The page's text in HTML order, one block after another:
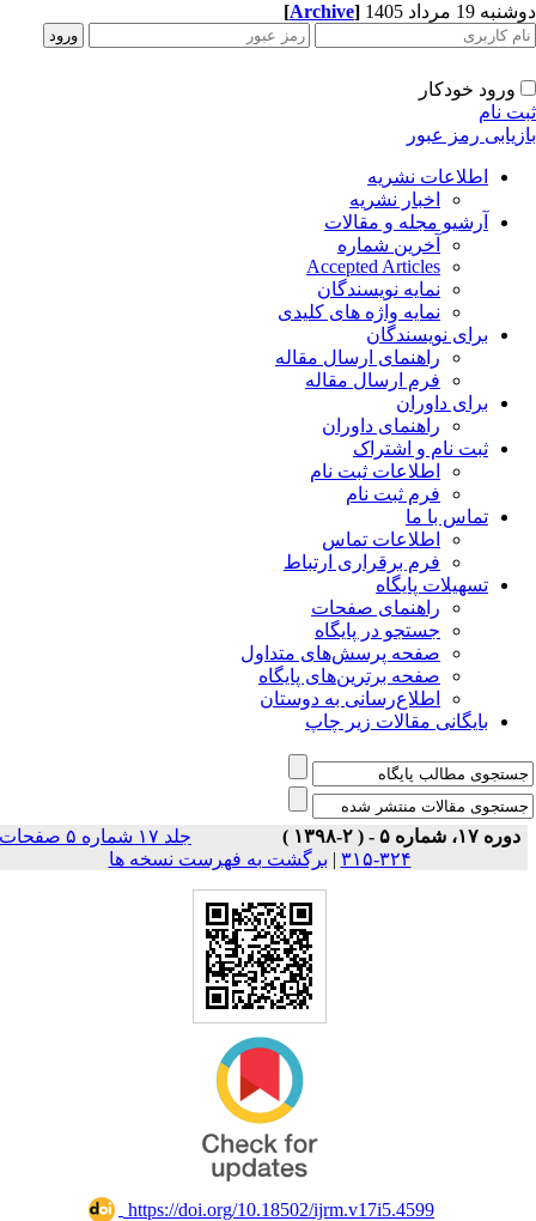
19 مرداد 1405 [Archive]
ورود خودکار
نام
رمز عبور
اطلاعات نشریه
اخبار نشریه
آرشیو مجله و مقالات
آخرین شماره
Accepted Articles
نمایه نویسندگان
نمایه واژه های کلیدی
برای نویسندگان
راهنمای ارسال مقاله
فرم ارسال مقاله
برای داوران
راهنمای داوران
ثبت نام و اشتراک
اطلاعات ثبت نام
فرم ثبت نام
تماس با ما
اطلاعات تماس
فرم برقراری ارتباط
تسهیلات پایگاه
راهنمای صفحات
جستجو در پایگاه
صفحه پرسش‌های متداول
صفحه برترین‌های پایگاه
اطلاع‌رسانی به دوستان
بایگانی مقالات زیر چاپ
دوره ۱۷، شماره ۵ - ( ۲-۱۳۹۸ )
جلد ۱۷ شماره ۵ صفحات
۳۲۴-۳۱۵
|برگشت به فهرست نسخه ها
‎ https://doi.org/10.18502/ijrm.v17i5.4599